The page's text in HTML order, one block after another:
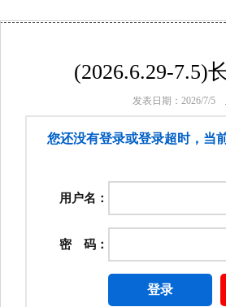
(2026.6.29-7.5)
发表日期：2026/7/5